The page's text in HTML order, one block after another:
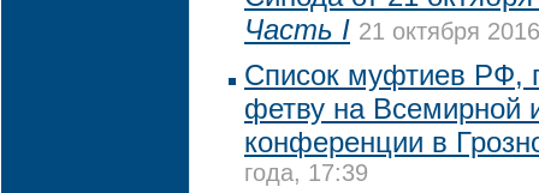
Часть I 21 октября
Список муфтиев РФ,
фетву на Всемирной
конференции в
года, 17:39